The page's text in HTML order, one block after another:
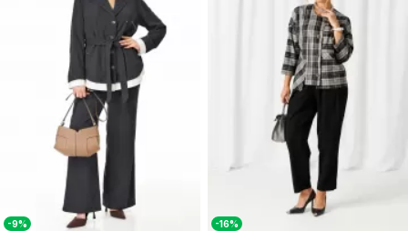
-9% -16%